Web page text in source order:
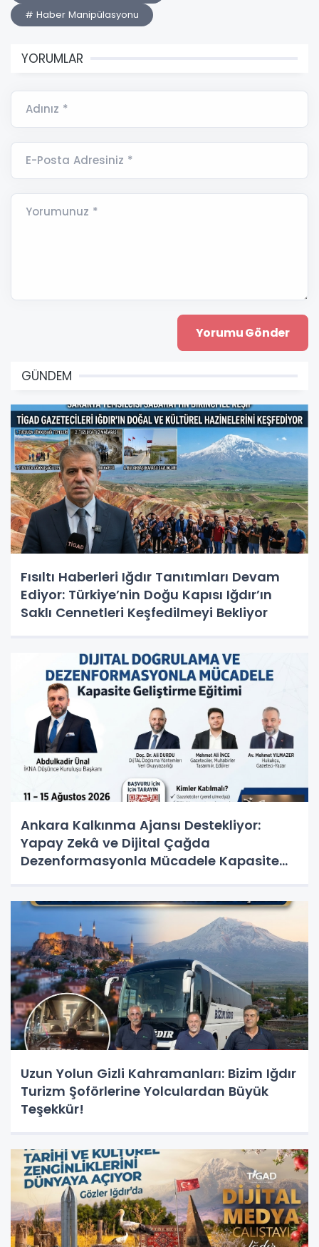
# Haber Manipülasyonu
YORUMLAR
Adınız *
E-Posta Adresiniz *
Yorumunuz *
GÜNDEM
Fısıltı Haberleri Iğdır Tanıtımları Devam
Ediyor: Türkiye’nin Doğu Kapısı Iğdır’ın
Saklı Cennetleri Keşfedilmeyi Bekliyor
Ankara Kalkınma Ajansı Destekliyor:
Yapay Zekâ ve Dijital Çağda
Dezenformasyonla Mücadele Kapasite
Uzun Yolun Gizli Kahramanları: Bizim Iğdır
Turizm Şoförlerine Yolculardan Büyük
Teşekkür!